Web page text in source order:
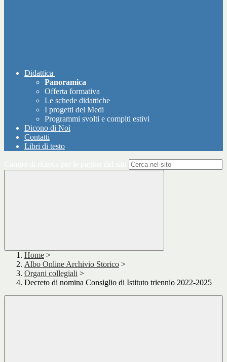
Didattica
Panoramica
Offerta formativa
Le schede didattiche
I progetti del Medi
Programmi svolti e compiti estivi
Dicono di Noi
Contatti
Libri di testo
Home >
Albo Online Archivio Storico >
Organi collegiali >
Decreto di nomina Consiglio di Istituto triennio 2022-2025